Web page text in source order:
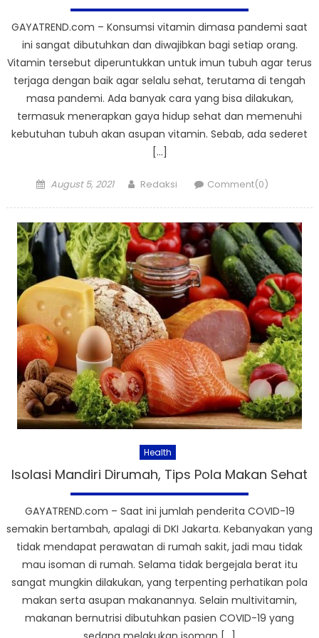
GAYATREND.com – Konsumsi vitamin dimasa pandemi saat
ini sangat dibutuhkan dan diwajibkan bagi setiap orang.
Vitamin tersebut diperuntukkan untuk imun tubuh agar terus
terjaga dengan baik agar selalu sehat, terutama di tengah
masa pandemi. Ada banyak cara yang bisa dilakukan,
termasuk menerapkan gaya hidup sehat dan memenuhi
kebutuhan tubuh akan asupan vitamin. Sebab, ada sederet
[…]
Posted
August 5, 2021 Author
Redaksi Comment(0)
Health
Isolasi Mandiri Dirumah, Tips Pola Makan Sehat
GAYATREND.com – Saat ini jumlah penderita COVID-19
semakin bertambah, apalagi di DKI Jakarta. Kebanyakan yang
tidak mendapat perawatan di rumah sakit, jadi mau tidak
mau isoman di rumah. Selama tidak bergejala berat itu
sangat mungkin dilakukan, yang terpenting perhatikan pola
makan serta asupan makanannya. Selain multivitamin,
makanan bernutrisi dibutuhkan pasien COVID-19 yang